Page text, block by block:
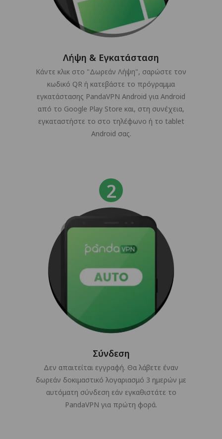
Λήψη & Εγκατάσταση
Κάντε κλικ στο "Δωρεάν Λήψη", σαρώστε τον
κωδικό QR ή κατεβάστε το πρόγραμμα
εγκατάστασης PandaVPN Android για Android
από το Google Play Store και, στη συνέχεια,
εγκαταστήστε το στο τηλέφωνο ή το tablet
Android σας.
Σύνδεση
Δεν απαιτείται εγγραφή. Θα λάβετε έναν
δωρεάν δοκιμαστικό λογαριασμό 3 ημερών με
αυτόματη σύνδεση εάν εγκαθιστάτε το
PandaVPN για πρώτη φορά.